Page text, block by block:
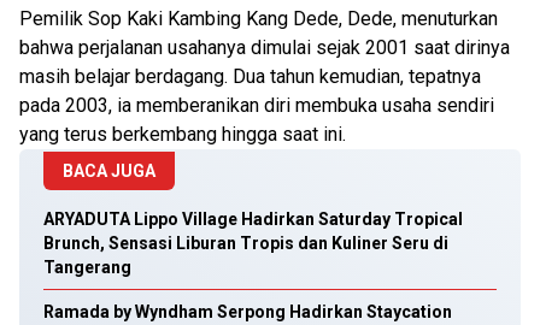
Pemilik Sop Kaki Kambing Kang Dede, Dede, menuturkan
bahwa perjalanan usahanya dimulai sejak 2001 saat dirinya
masih belajar berdagang. Dua tahun kemudian, tepatnya
pada 2003, ia memberanikan diri membuka usaha sendiri
yang terus berkembang hingga saat ini.
BACA JUGA
ARYADUTA Lippo Village Hadirkan Saturday Tropical
Brunch, Sensasi Liburan Tropis dan Kuliner Seru di
Tangerang
Ramada by Wyndham Serpong Hadirkan Staycation